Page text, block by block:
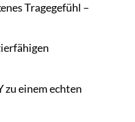
Tragegefühl –
zu einem echten